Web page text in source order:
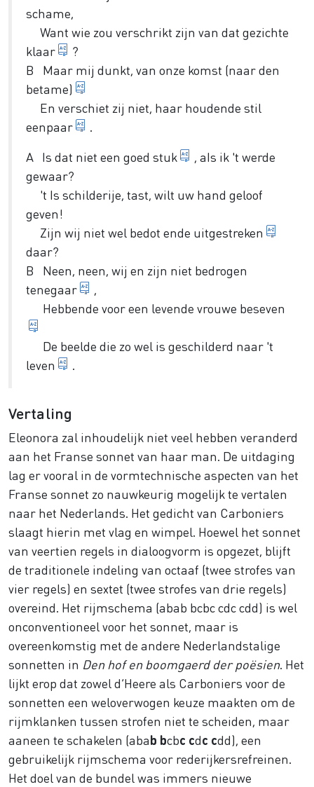
schame,
Want wie zou verschrikt zijn van dat gezichte
klaar
dat schitterende schouwspel
?
B Maar mij dunkt, van onze komst (naar den
betame)
En verschiet zij niet, haar houdende stil
eenpaar
A Is dat niet een goed stuk grap
, aIs ik 't werde
gewaar?
't Is schilderije, tast, wilt uw hand geloof
geven!
Zijn wij niet wel bedot ende uitgestreken
daar?
B Neen, neen, wij en zijn niet bedrogen
tenegaar
Hebbende voor een levende vrouwe beseven
De beelde die zo wel is geschilderd naar 't
leven
Vertaling
Eleonora zal inhoudelijk niet veel hebben veranderd
aan het Franse sonnet van haar man. De uitdaging
lag er vooral in de vormtechnische aspecten van het
Franse sonnet zo nauwkeurig mogelijk te vertalen
naar het Nederlands. Het gedicht van Carboniers
slaagt hierin met vlag en wimpel. Hoewel het sonnet
van veertien regels in dialoogvorm is opgezet, blijft
de traditionele indeling van octaaf (twee strofes van
vier regels) en sextet (twee strofes van drie regels)
overeind. Het rijmschema (abab bcbc cdc cdd) is wel
onconventioneel voor het sonnet, maar is
overeenkomstig met de andere Nederlandstalige
sonnetten in Den hof en boomgaerd der poësien. Het
lijkt erop dat zowel d’Heere als Carboniers voor de
sonnetten een weloverwogen keuze maakten om de
rijmklanken tussen strofen niet te scheiden, maar
aaneen te schakelen (abab bcbc cdc cdd), een
gebruikelijk rijmschema voor rederijkersrefreinen.
Het doel van de bundel was immers nieuwe